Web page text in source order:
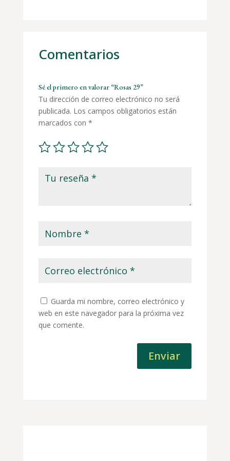
Comentarios
Sé el primero en valorar “Rosas 29”
Tu dirección de correo electrónico no será
publicada. Los campos obligatorios están
marcados con *
Guarda mi nombre, correo electrónico y
web en este navegador para la próxima vez
que comente.
Enviar